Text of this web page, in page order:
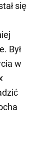
się
Był
w